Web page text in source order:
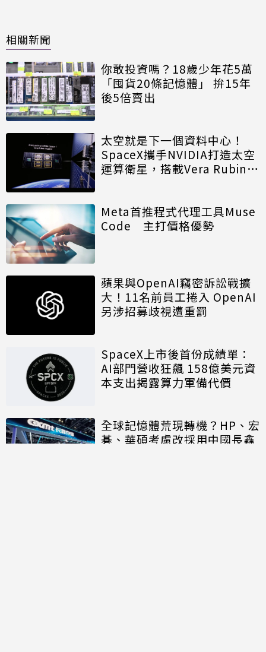
相關新聞
你敢投資嗎？18歲少年花5萬
「囤貨20條記憶體」 拚15年
後5倍賣出
太空就是下一個資料中心！
SpaceX攜手NVIDIA打造太空
運算衛星，搭載Vera Rubin運
Meta首推程式代理工具Muse
Code 主打價格優勢
蘋果與OpenAI竊密訴訟戰擴
大！11名前員工捲入 OpenAI
另涉招募歧視遭重罰
SpaceX上市後首份成績單：
AI部門營收狂飆 158億美元資
本支出揭露算力軍備代價
全球記憶體荒現轉機？HP、宏
碁、華碩考慮改採用中國長鑫